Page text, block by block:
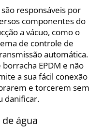
responsáveis por
componentes do
a vácuo, como o
de controle de
automática.
EPDM e não
a sua fácil conexão
e torcerem sem
danificar.
água